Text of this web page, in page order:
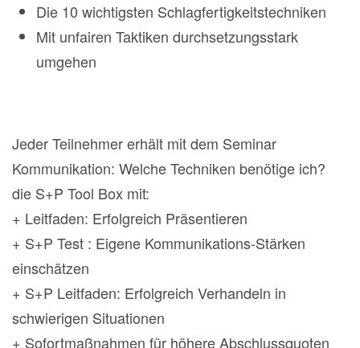
Die 10 wichtigsten Schlagfertigkeitstechniken
Mit unfairen Taktiken durchsetzungsstark
umgehen
Jeder Teilnehmer erhält mit dem Seminar
Kommunikation: Welche Techniken benötige ich?
die S+P Tool Box mit:
+ Leitfaden: Erfolgreich Präsentieren
+ S+P Test : Eigene Kommunikations-Stärken
einschätzen
+ S+P Leitfaden: Erfolgreich Verhandeln in
schwierigen Situationen
+ Sofortmaßnahmen für höhere Abschlussquoten